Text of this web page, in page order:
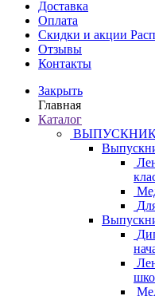
Доставка
Оплата
Скидки и акции
Отзывы
Контакты
Закрыть
Главная
Каталог